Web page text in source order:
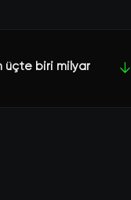
üçte biri milyar
↓